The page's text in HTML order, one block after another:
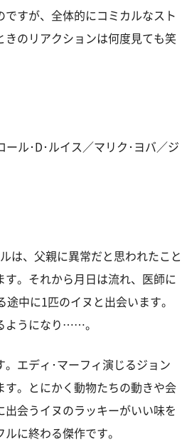
すが、全体的にコミカルなスト
のリアクションは何度見ても笑
ール･D･ルイス／マリク･ヨバ／ジ
は、父親に異常だと思われたこと
。それから月日は流れ、医師に
中に1匹のイヌと出会います。
ようになり……。
エディ･マーフィ演じるジョン
す。とにかく動物たちの動きや会
会うイヌのラッキーがいい味を
に終わる傑作です。